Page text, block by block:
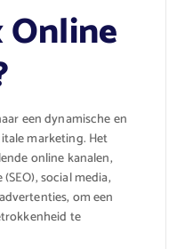
Online
een dynamische en
marketing. Het
online kanalen,
social media,
om een
te